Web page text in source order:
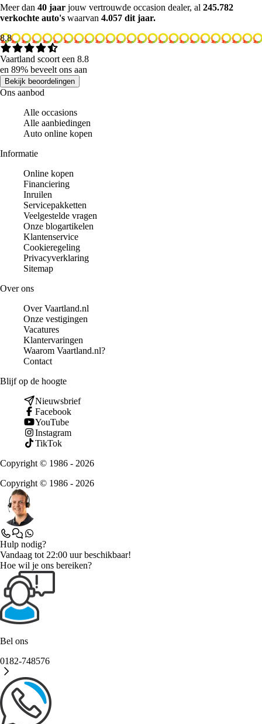
Meer dan 40 jaar jouw vertrouwde occasion dealer, al 245.782
verkochte auto's waarvan 4.057 dit jaar.
8.8
Vaartland scoort een 8.8
en 89% beveelt ons aan
Bekijk beoordelingen
Ons aanbod
Alle occasions
Alle aanbiedingen
Auto online kopen
Informatie
Online kopen
Financiering
Inruilen
Servicepakketten
Veelgestelde vragen
Onze blogartikelen
Klantenservice
Cookieregeling
Privacyverklaring
Sitemap
Over ons
Over Vaartland.nl
Onze vestigingen
Vacatures
Klantervaringen
Waarom Vaartland.nl?
Contact
Blijf op de hoogte
Nieuwsbrief
Facebook
YouTube
Instagram
TikTok
Copyright © 1986 - 2026
Copyright © 1986 - 2026
Hulp nodig?
Vandaag tot 22:00 uur beschikbaar!
Hoe wil je ons bereiken?
Bel ons
0182-748576